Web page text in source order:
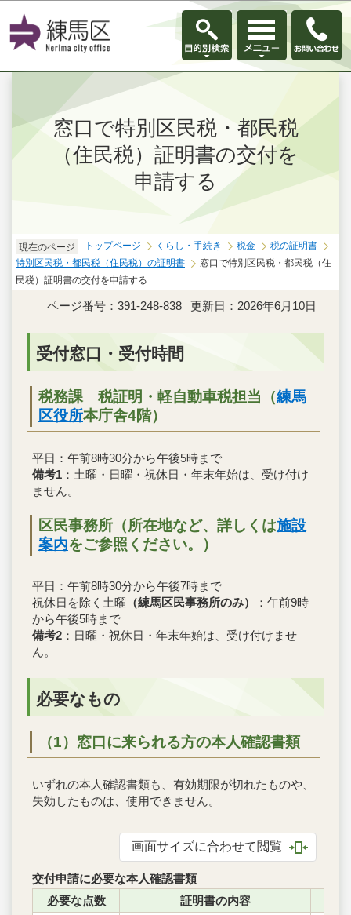
このページの本文へ移動
窓口で特別区民税・都民税
（住民税）証明書の交付を
申請する
現在のページ トップページ くらし・手続き 税金
税の証明書
特別区民税・都民税（住民税）の証明書
窓口で特別区民税・都民税（住
民税）証明書の交付を申請する
ページ番号：391-248-838 更新日：2026年6月10日
受付窓口・受付時間
税務課 税証明・軽自動車税担当（練馬
区役所本庁舎4階）
平日：午前8時30分から午後5時まで
備考1 ：土曜・日曜・祝休日・年末年始は、受け付け
ません。
区民事務所（所在地など、詳しくは施設
案内をご参照ください。）
平日：午前8時30分から午後7時まで
祝休日を除く土曜 （練馬区民事務所のみ）
：午前9時
から午後5時まで
備考2 ：日曜・祝休日・年末年始は、受け付けませ
ん。
必要なもの
（1）窓口に来られる方の本人確認書類
いずれの本人確認書類も、有効期限が切れたものや、
失効したものは、使用できません。
画面サイズに合わせて閲覧
交付申請に必要な本人確認書類
必要な点数
証明書の内容